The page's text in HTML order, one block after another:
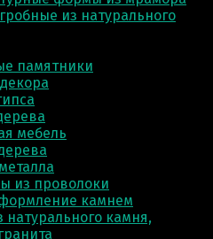
из натурального
памятники
мебель
из проволоки
камнем
камня,